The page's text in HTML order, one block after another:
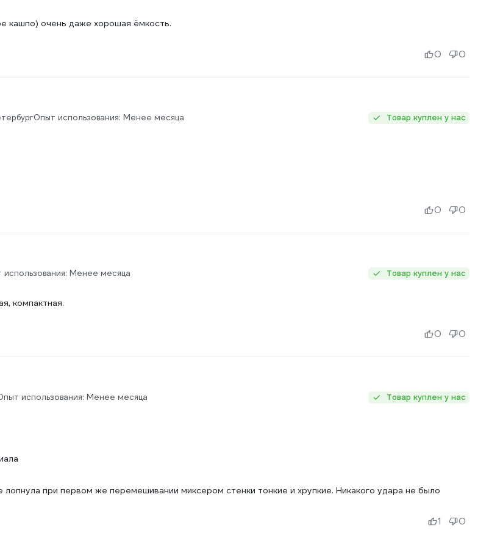
кашпо) очень даже хорошая ёмкость.
0 0
Опыт использования: Менее месяца Товар куплен у нас
0 0
использования: Менее месяца Товар куплен у нас
компактная.
0 0
использования: Менее месяца Товар куплен у нас
лопнула при первом же перемешивании миксером стенки тонкие и хрупкие. Никакого удара не было
1 0